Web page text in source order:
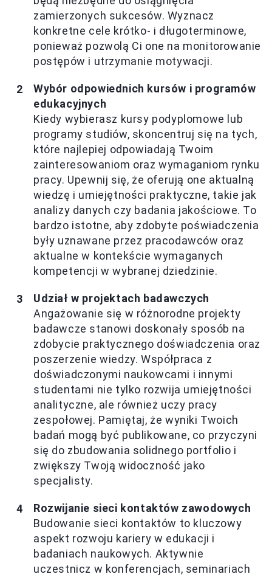
zamierzonych sukcesów. Wyznacz
konkretne cele krótko- i długoterminowe,
ponieważ pozwolą Ci one na monitorowanie
postępów i utrzymanie motywacji.
Wybór odpowiednich kursów i programów
edukacyjnych
Kiedy wybierasz kursy podyplomowe lub
programy studiów, skoncentruj się na tych,
które najlepiej odpowiadają Twoim
zainteresowaniom oraz wymaganiom rynku
pracy. Upewnij się, że oferują one aktualną
wiedzę i umiejętności praktyczne, takie jak
analizy danych czy badania jakościowe. To
bardzo istotne, aby zdobyte poświadczenia
były uznawane przez pracodawców oraz
aktualne w kontekście wymaganych
kompetencji w wybranej dziedzinie.
Udział w projektach badawczych
Angażowanie się w różnorodne projekty
badawcze stanowi doskonały sposób na
zdobycie praktycznego doświadczenia oraz
poszerzenie wiedzy. Współpraca z
doświadczonymi naukowcami i innymi
studentami nie tylko rozwija umiejętności
analityczne, ale również uczy pracy
zespołowej. Pamiętaj, że wyniki Twoich
badań mogą być publikowane, co przyczyni
się do zbudowania solidnego portfolio i
zwiększy Twoją widoczność jako
specjalisty.
Rozwijanie sieci kontaktów zawodowych
Budowanie sieci kontaktów to kluczowy
aspekt rozwoju kariery w edukacji i
badaniach naukowych. Aktywnie
uczestnicz w konferencjach, seminariach